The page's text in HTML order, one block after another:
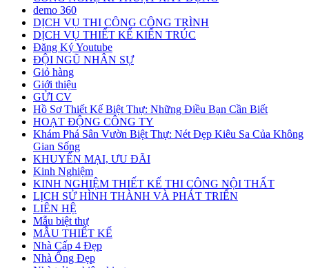
demo 360
DỊCH VỤ THI CÔNG CÔNG TRÌNH
DỊCH VỤ THIẾT KẾ KIẾN TRÚC
Đăng Ký Youtube
ĐỘI NGŨ NHÂN SỰ
Giỏ hàng
Giới thiệu
GỬI CV
Hồ Sơ Thiết Kế Biệt Thự: Những Điều Bạn Cần Biết
HOẠT ĐỘNG CÔNG TY
Khám Phá Sân Vườn Biệt Thự: Nét Đẹp Kiêu Sa Của Không
Gian Sống
KHUYẾN MẠI, ƯU ĐÃI
Kinh Nghiệm
KINH NGHIỆM THIẾT KẾ THI CÔNG NỘI THẤT
LỊCH SỬ HÌNH THÀNH VÀ PHÁT TRIỂN
LIÊN HỆ
Mẫu biệt thự
MẪU THIẾT KẾ
Nhà Cấp 4 Đẹp
Nhà Ống Đẹp